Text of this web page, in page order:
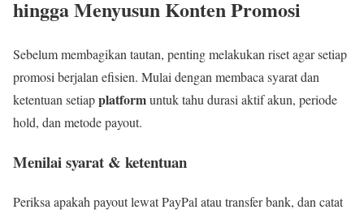
hingga Menyusun Konten Promosi
Sebelum membagikan tautan, penting melakukan riset agar setiap
promosi berjalan efisien. Mulai dengan membaca syarat dan
ketentuan setiapplatformuntuk tahu durasi aktif akun, periode
hold, dan metode payout.
Menilai syarat & ketentuan
Periksa apakah payout lewat PayPal atau transfer bank, dan catat